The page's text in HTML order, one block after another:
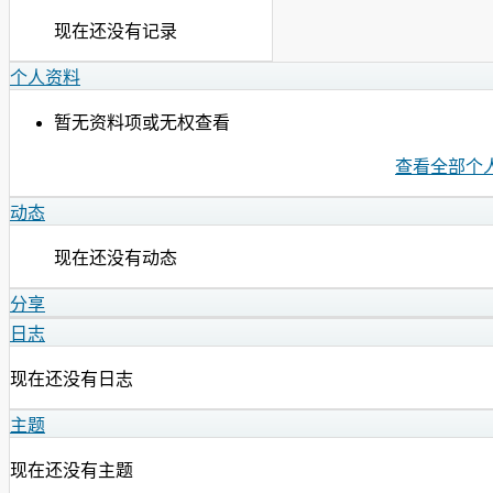
现在还没有记录
个人资料
暂无资料项或无权查看
查看全部个
动态
现在还没有动态
分享
日志
现在还没有日志
主题
现在还没有主题